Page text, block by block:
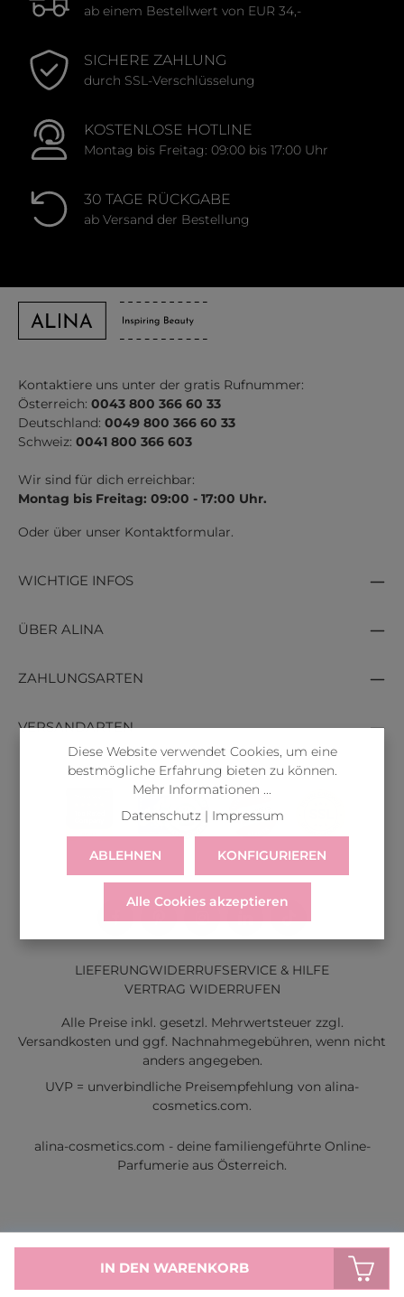
IN DEN WARENKORB
ab einem Bestellwert von EUR 34,-
SICHERE ZAHLUNG
durch SSL-Verschlüsselung
KOSTENLOSE HOTLINE
Montag bis Freitag: 09:00 bis 17:00 Uhr
30 TAGE RÜCKGABE
ab Versand der Bestellung
Kontaktiere uns unter der gratis Rufnummer:
Österreich: 0043 800 366 60 33
Deutschland: 0049 800 366 60 33
Schweiz: 0041 800 366 603
Wir sind für dich erreichbar:
Montag bis Freitag: 09:00 - 17:00 Uhr.
Oder über unser Kontaktformular.
WICHTIGE INFOS
ÜBER ALINA
ZAHLUNGSARTEN
VERSANDARTEN
LIEFERUNGWIDERRUFSERVICE & HILFE
VERTRAG WIDERRUFEN
Alle Preise inkl. gesetzl. Mehrwertsteuer zzgl.
Versandkosten und ggf. Nachnahmegebühren, wenn nicht
anders angegeben.
UVP = unverbindliche Preisempfehlung von alina-
cosmetics.com.
alina-cosmetics.com - deine familiengeführte Online-
Parfumerie aus Österreich.
Diese Website verwendet Cookies, um eine
bestmögliche Erfahrung bieten zu können.
Mehr Informationen ...
Datenschutz| Impressum
ABLEHNEN KONFIGURIEREN
Alle Cookies akzeptieren